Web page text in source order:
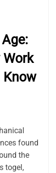
Work
Know
found
the
togel,